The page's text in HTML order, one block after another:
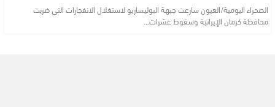
الصحراء اليومية/العيون سارعت جبهة البوليساريو لاستغلال الانفجارات التي ضربت
محافظة كرمان الإيرانية وسقوط عشرات…